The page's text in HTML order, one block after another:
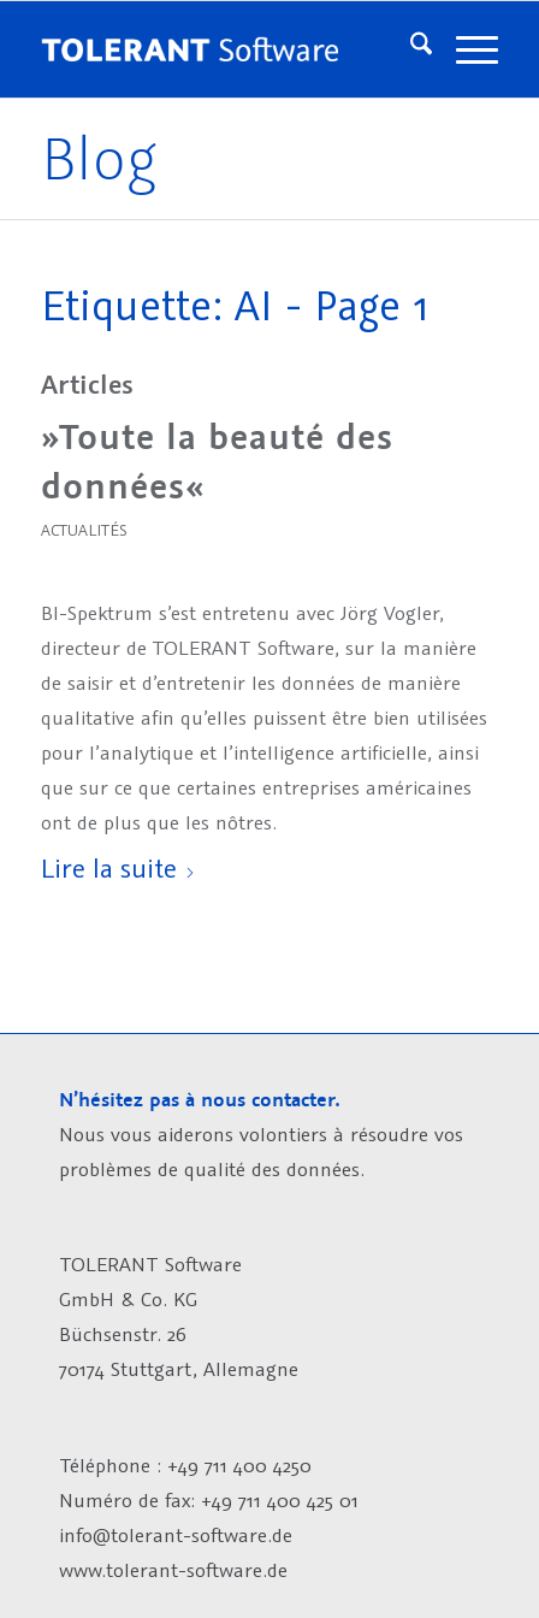
Blog
Etiquette: AI - Page 1
Articles
»Toute la beauté des
données«
ACTUALITÉS
BI-Spektrum s’est entretenu avec Jörg Vogler,
directeur de TOLERANT Software, sur la manière
de saisir et d’entretenir les données de manière
qualitative afin qu’elles puissent être bien utilisées
pour l’analytique et l’intelligence artificielle, ainsi
que sur ce que certaines entreprises américaines
ont de plus que les nôtres.
Lire la suite
N’hésitez pas à nous contacter.
Nous vous aiderons volontiers à résoudre vos
problèmes de qualité des données.
TOLERANT Software
GmbH & Co. KG
Büchsenstr. 26
70174 Stuttgart, Allemagne
Téléphone : +49 711 400 4250
Numéro de fax: +49 711 400 425 01
info@tolerant-software.de
www.tolerant-software.de